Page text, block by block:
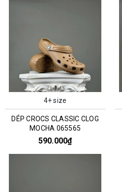
4+ size
DÉP CROCS CLASSIC CLOG
MOCHA 065565
590.000₫